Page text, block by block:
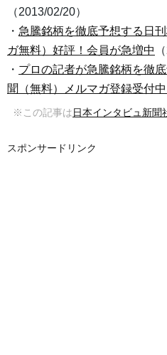
（2013/02/20）
・ 急騰銘柄を徹底予想する日
ガ無料）好評！会員が急増中
・ プロの記者が急騰銘柄を徹
聞（無料）メルマガ登録受付中
※この記事は日本インタビュ新聞
スポンサードリンク